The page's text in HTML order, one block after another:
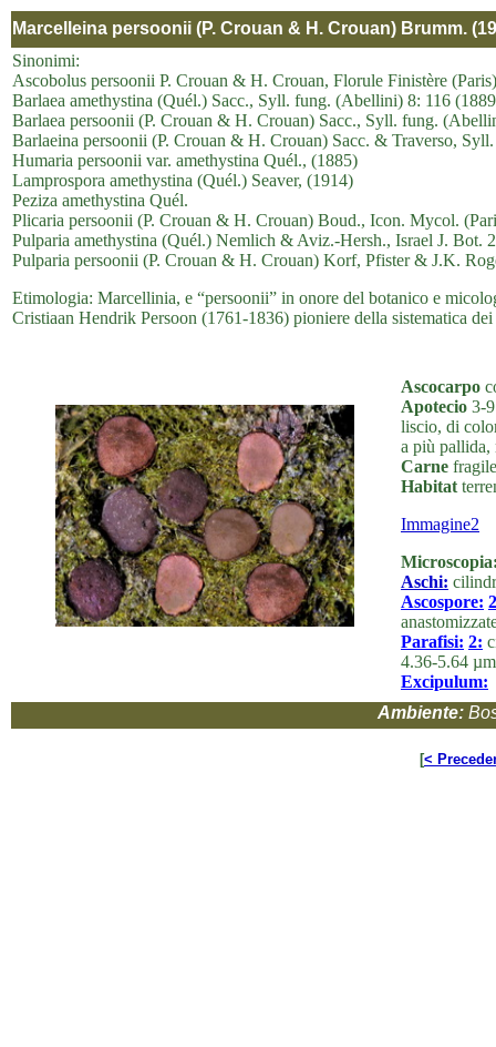
Marcelleina persoonii (P. Crouan & H. Crouan) Brumm.
Sinonimi:
Ascobolus persoonii P. Crouan & H. Crouan, Florule Finistère
Barlaea amethystina (Quél.) Sacc., Syll. fung. (Abellini) 8: 116
Barlaea persoonii (P. Crouan & H. Crouan) Sacc., Syll. fung.
Barlaeina persoonii (P. Crouan & H. Crouan) Sacc. & Traverso,
Humaria persoonii var. amethystina Quél., (1885)
Lamprospora amethystina (Quél.) Seaver, (1914)
Peziza amethystina Quél.
Plicaria persoonii (P. Crouan & H. Crouan) Boud., Icon. Mycol.
Pulparia amethystina (Quél.) Nemlich & Aviz.-Hersh., Israel J. Bot.
Pulparia persoonii (P. Crouan & H. Crouan) Korf, Pfister & J.K.
Etimologia: Marcellinia, e “persoonii” in onore del botanico e
Cristiaan Hendrik Persoon (1761-1836) pioniere della sistematica
Ascocarpo
Apotecio 3-
liscio, di
a più pallida,
Carne
Habitat
Immagine2
Aschi:
Ascospore:
Parafisi: 2:
4.36-5.64
Excipulum:
Ambiente:
[<